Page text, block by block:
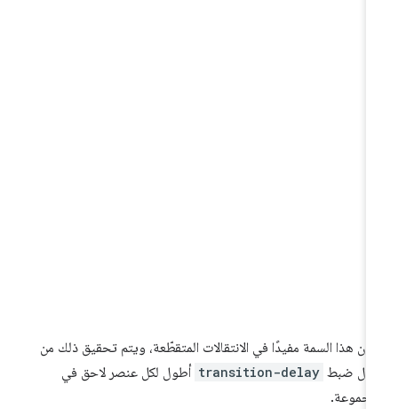
هذا السمة مفيدًا في الانتقالات المتقطّعة، ويتم تحقيق ذلك من
ضبط transition-delay أطول لكل عنصر لاحق في